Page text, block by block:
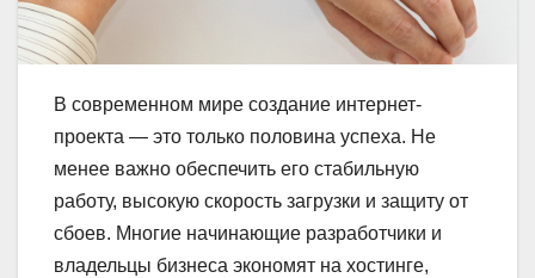
В современном мире создание интернет-
проекта — это только половина успеха. Не
менее важно обеспечить его стабильную
работу, высокую скорость загрузки и защиту от
сбоев. Многие начинающие разработчики и
владельцы бизнеса экономят на хостинге,